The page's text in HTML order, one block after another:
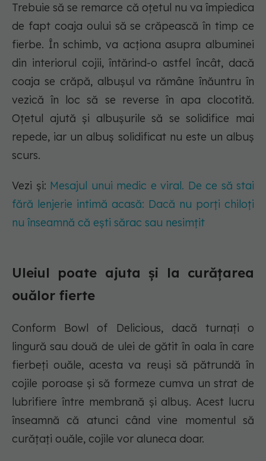
Trebuie să se remarce că oțetul nu va împiedica
de fapt coaja oului să se crăpească în timp ce
fierbe. În schimb, va acționa asupra albuminei
din interiorul cojii, întărind-o astfel încât, dacă
coaja se crăpă, albușul va rămâne înăuntru în
vezică în loc să se reverse în apa clocotită.
Oțetul ajută și albușurile să se solidifice mai
repede, iar un albuș solidificat nu este un albuș
scurs.
Vezi și: Mesajul unui medic e viral. De ce să stai
fără lenjerie intimă acasă: Dacă nu porți chiloți
nu înseamnă că ești sărac sau nesimțit
Uleiul poate ajuta și la curățarea
ouălor fierte
Conform Bowl of Delicious, dacă turnați o
lingură sau două de ulei de gătit în oala în care
fierbeți ouăle, acesta va reuși să pătrundă în
cojile poroase și să formeze cumva un strat de
lubrifiere între membrană și albuș. Acest lucru
înseamnă că atunci când vine momentul să
curățați ouăle, cojile vor aluneca doar.